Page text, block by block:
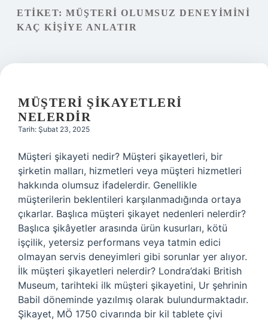
Yasal Uyarı
ETIKET: MÜŞTERI OLUMSUZ DENEYIMINI
KAÇ KIŞIYE ANLATIR
MÜŞTERI ŞIKAYETLERI
NELERDIR
Tarih: Şubat 23, 2025
Müşteri şikayeti nedir? Müşteri şikayetleri, bir
şirketin malları, hizmetleri veya müşteri hizmetleri
hakkında olumsuz ifadelerdir. Genellikle
müşterilerin beklentileri karşılanmadığında ortaya
çıkarlar. Başlıca müşteri şikayet nedenleri nelerdir?
Başlıca şikâyetler arasında ürün kusurları, kötü
işçilik, yetersiz performans veya tatmin edici
olmayan servis deneyimleri gibi sorunlar yer alıyor.
İlk müşteri şikayetleri nelerdir? Londra’daki British
Museum, tarihteki ilk müşteri şikayetini, Ur şehrinin
Babil döneminde yazılmış olarak bulundurmaktadır.
Şikayet, MÖ 1750 civarında bir kil tablete çivi